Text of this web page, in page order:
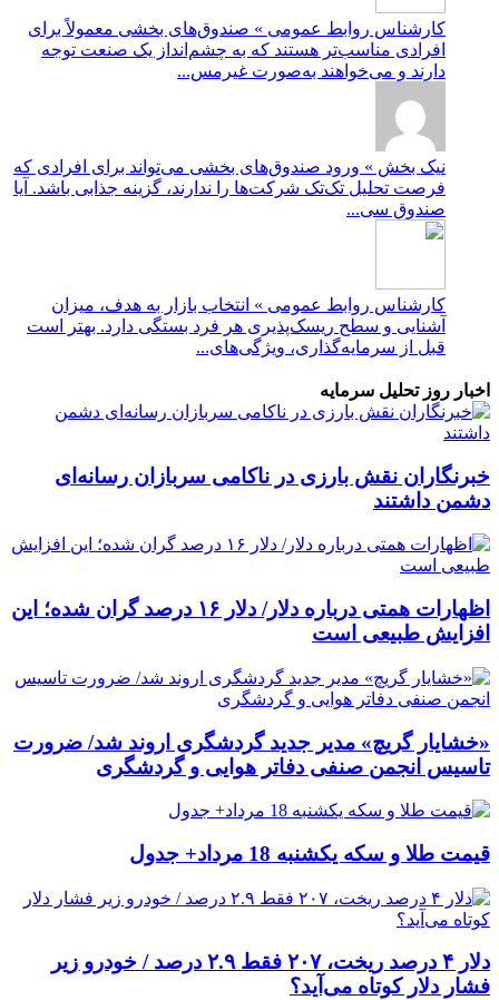
کارشناس روابط عمومی » صندوق‌های بخشی معمولاً برای
افرادی مناسب‌تر هستند که به چشم‌انداز یک صنعت توجه
دارند و می‌خواهند به‌صورت غیرمس...
نیک بخش » ورود صندوق‌های بخشی می‌تواند برای افرادی که
فرصت تحلیل تک‌تک شرکت‌ها را ندارند، گزینه جذابی باشد. آیا
صندوق سی...
کارشناس روابط عمومی » انتخاب بازار به هدف، میزان
آشنایی و سطح ریسک‌پذیری هر فرد بستگی دارد. بهتر است
قبل از سرمایه‌گذاری، ویژگی‌های...
اخبار روز تحلیل سرمایه
خبرنگاران نقش بارزی در ناکامی سربازان رسانه‌ای
دشمن داشتند
اظهارات همتی درباره دلار/ دلار ۱۶ درصد گران شده؛ این
افزایش طبیعی است
«خشایار گریچ» مدیر جدید گردشگری اروند شد/ ضرورت
تاسیس انجمن صنفی دفاتر هوایی و گردشگری
قیمت طلا و سکه یکشنبه 18 مرداد+ جدول
دلار ۴ درصد ریخت، ۲۰۷ فقط ۲.۹ درصد / خودرو زیر
فشار دلار کوتاه می‌آید؟